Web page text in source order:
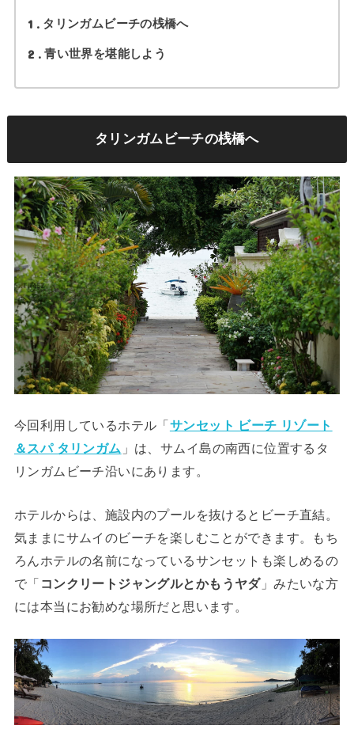
1 タリンガムビーチの桟橋へ
2 青い世界を堪能しよう
タリンガムビーチの桟橋へ
今回利用しているホテル「サンセット ビーチ リゾート
＆スパ タリンガム 」は、サムイ島の南西に位置するタ
リンガムビーチ沿いにあります。
ホテルからは、施設内のプールを抜けるとビーチ直結。
気ままにサムイのビーチを楽しむことができます。もち
ろんホテルの名前になっているサンセットも楽しめるの
で「 コンクリートジャングルとかもうヤダ」みたいな方
には本当にお勧めな場所だと思います。